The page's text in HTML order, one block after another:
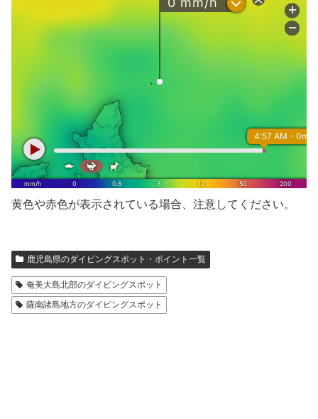
黄色や赤色が表示されている場合、注意してください。
鹿児島県のダイビングスポット・ポイント一覧
奄美大島北部のダイビングスポット
薩南諸島地方のダイビングスポット